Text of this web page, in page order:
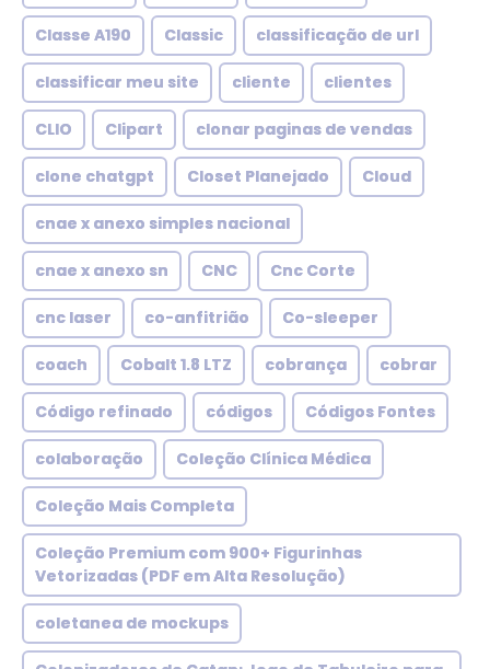
Classe A190 Classic classificação de url
classificar meu site cliente clientes
CLIO Clipart clonar paginas de vendas
clone chatgpt Closet Planejado Cloud
cnae x anexo simples nacional
cnae x anexo sn CNC Cnc Corte
cnc laser co-anfitrião Co-sleeper
coach Cobalt 1.8 LTZ cobrança cobrar
Código refinado códigos Códigos Fontes
colaboração Coleção Clínica Médica
Coleção Mais Completa
Coleção Premium com 900+ Figurinhas
Vetorizadas (PDF em Alta Resolução)
coletanea de mockups